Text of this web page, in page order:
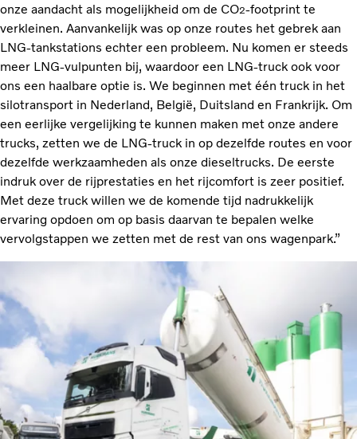
onze aandacht als mogelijkheid om de CO2-footprint te
verkleinen. Aanvankelijk was op onze routes het gebrek aan
LNG-tankstations echter een probleem. Nu komen er steeds
meer LNG-vulpunten bij, waardoor een LNG-truck ook voor
ons een haalbare optie is. We beginnen met één truck in het
silotransport in Nederland, België, Duitsland en Frankrijk. Om
een eerlijke vergelijking te kunnen maken met onze andere
trucks, zetten we de LNG-truck in op dezelfde routes en voor
dezelfde werkzaamheden als onze dieseltrucks. De eerste
indruk over de rijprestaties en het rijcomfort is zeer positief.
Met deze truck willen we de komende tijd nadrukkelijk
ervaring opdoen om op basis daarvan te bepalen welke
vervolgstappen we zetten met de rest van ons wagenpark.”